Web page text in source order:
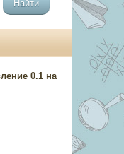
0.1 на